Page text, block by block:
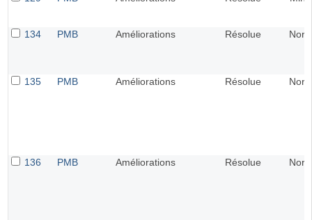
134 PMB Améliorations Résolue
135 PMB Améliorations Résolue
136 PMB Améliorations Résolue